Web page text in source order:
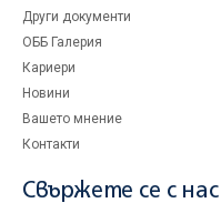
Други документи
ОББ Галерия
Кариери
Новини
Вашето мнение
Контакти
Свържете се с нас